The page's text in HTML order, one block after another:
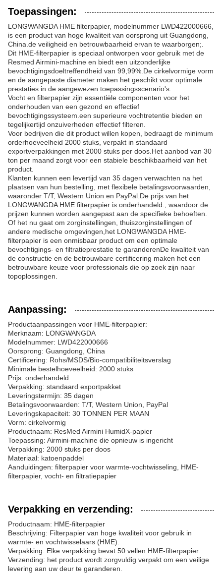
Toepassingen:
LONGWANGDA HME filterpapier, modelnummer LWD422000666,
is een product van hoge kwaliteit van oorsprong uit Guangdong,
China.de veiligheid en betrouwbaarheid ervan te waarborgen;.
Dit HME-filterpapier is speciaal ontworpen voor gebruik met de
Resmed Airmini-machine en biedt een uitzonderlijke
bevochtigingsdoeltreffendheid van 99,99%.De cirkelvormige vorm
en de aangepaste diameter maken het geschikt voor optimale
prestaties in de aangewezen toepassingsscenario's.
Vocht en filterpapier zijn essentiële componenten voor het
onderhouden van een gezond en effectief
bevochtigingssysteem.een superieure vochtretentie bieden en
tegelijkertijd onzuiverheden effectief filteren.
Voor bedrijven die dit product willen kopen, bedraagt de minimum
orderhoeveelheid 2000 stuks, verpakt in standaard
exportverpakkingen met 2000 stuks per doos.Het aanbod van 30
ton per maand zorgt voor een stabiele beschikbaarheid van het
product.
Klanten kunnen een levertijd van 35 dagen verwachten na het
plaatsen van hun bestelling, met flexibele betalingsvoorwaarden,
waaronder T/T, Western Union en PayPal.De prijs van het
LONGWANGDA HME filterpapier is onderhandeld., waardoor de
prijzen kunnen worden aangepast aan de specifieke behoeften.
Of het nu gaat om zorginstellingen, thuiszorginstellingen of
andere medische omgevingen,het LONGWANGDA HME-
filterpapier is een onmisbaar product om een optimale
bevochtigings- en filtratieprestatie te garanderenDe kwaliteit van
de constructie en de betrouwbare certificering maken het een
betrouwbare keuze voor professionals die op zoek zijn naar
topoplossingen.
Aanpassing:
Productaanpassingen voor HME-filterpapier:
Merknaam: LONGWANGDA
Modelnummer: LWD422000666
Oorsprong: Guangdong, China
Certificering: Rohs/MSDS/Bio-compatibiliteitsverslag
Minimale bestelhoeveelheid: 2000 stuks
Prijs: onderhandeld
Verpakking: standaard exportpakket
Leveringstermijn: 35 dagen
Betalingsvoorwaarden: T/T, Western Union, PayPal
Leveringskapaciteit: 30 TONNEN PER MAAN
Vorm: cirkelvormig
Productnaam: ResMed Airmini HumidX-papier
Toepassing: Airmini-machine die opnieuw is ingericht
Verpakking: 2000 stuks per doos
Materiaal: katoenpaddel
Aanduidingen: filterpapier voor warmte-vochtwisseling, HME-
filterpapier, vocht- en filtratiepapier
Verpakking en verzending:
Productnaam: HME-filterpapier
Beschrijving: Filterpapier van hoge kwaliteit voor gebruik in
warmte- en vochtwisselaars (HME).
Verpakking: Elke verpakking bevat 50 vellen HME-filterpapier.
Verzending: het product wordt zorgvuldig verpakt om een veilige
levering aan uw deur te garanderen.